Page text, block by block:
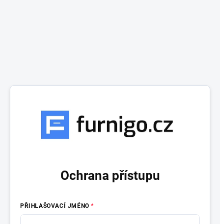
Ochrana přístupu
PŘIHLAŠOVACÍ JMÉNO